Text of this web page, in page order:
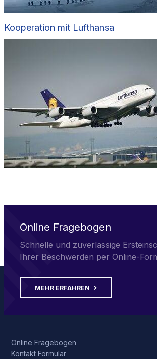
Kooperation mit Lufthansa
Online Fragebogen
Schnelle und zuverlässige
Ihrer Beschwerden per Online-
MEHR ERFAHREN
Online Fragebogen
Kontakt Formular